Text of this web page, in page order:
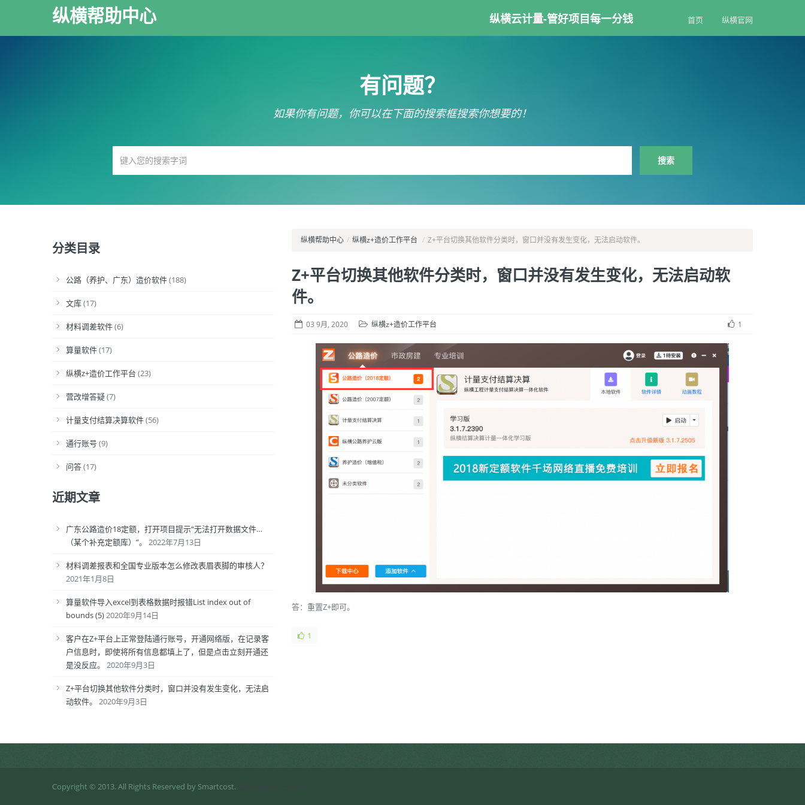
纵横帮助中心 纵横云计量-管好项目每一分钱 首页 纵横官网
有问题？
如果你有问题，你可以在下面的搜索框搜索你想要的！
分类目录
公路（养护、广东）造价软件(188)
文库(17)
材料调差软件(6)
算量软件(17)
纵横z+造价工作平台 (23)
营改增答疑(7)
计量支付结算决算软件(56)
通行账号 (9)
问答(17)
近期文章
广东公路造价18定额，打开项目提示“无法打开数据文件…
（某个补充定额库）”。
2022年7月13日
材料调差报表和全国专业版本怎么修改表眉表脚的审核人？
2021年1月8日
算量软件导入excel到表格数据时报错List index out of
bounds (5)2020年9月14日
客户在Z+平台上正常登陆通行账号，开通网络版，在记录客
户信息时，即使将所有信息都填上了，但是点击立刻开通还
是没反应。
2020年9月3日
Z+平台切换其他软件分类时，窗口并没有发生变化，无法启
动软件。
2020年9月3日
纵横帮助中心 / 纵横z+造价工作平台 / Z+平台切换其他软件分类时，窗口并没有发生变化，无法启动软件。
Z+平台切换其他软件分类时，窗口并没有发生变化，无法启动软
件。
03 9月, 2020 纵横z+造价工作平台 1
答：重置Z+即可。
1
Copyright © 2013. All Rights Reserved by Smartcost.